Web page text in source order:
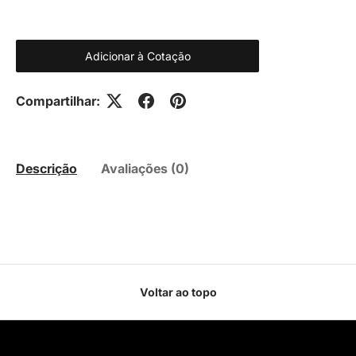
Adicionar à Cotação
Compartilhar:
Descrição Avaliações (0)
Voltar ao topo